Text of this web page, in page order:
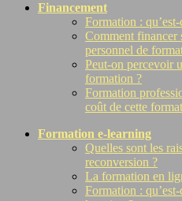
Financement
Formation :
Comment financer
personnel de
Peut-on percevoir
formation ?
Formation
coût de cette
Formation e-learning
Quelles sont les
reconversion ?
La formation en
Formation :